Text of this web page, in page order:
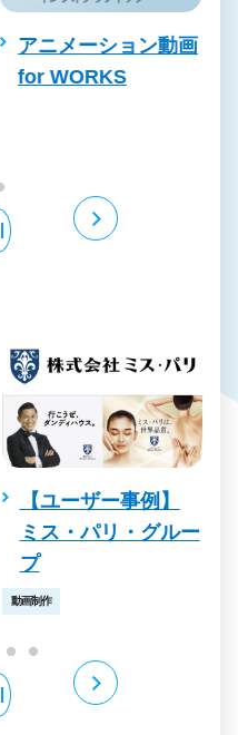
販促・企業紹介・採
用にも
【デザイン事例】動
画制作
デザイン制作
アニメーション動画